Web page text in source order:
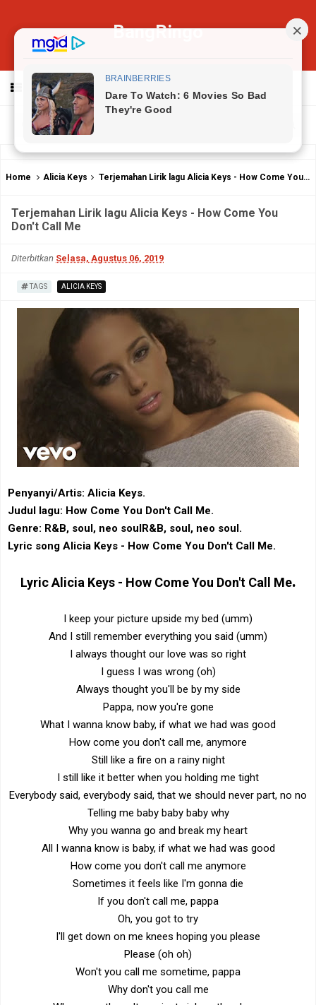
BangRingo
MENU
Home Alicia Keys Terjemahan Lirik lagu Alicia Keys - How Come You Don't Call Me
Terjemahan Lirik lagu Alicia Keys - How Come You
Don't Call Me
Diterbitkan Selasa, Agustus 06, 2019
TAGS ALICIA KEYS
Penyanyi/Artis: Alicia Keys.
Judul lagu: How Come You Don't Call Me.
Genre: ‎R&B‎, soul, neo soul‎R&B‎, soul, neo soul.
Lyric song Alicia Keys - How Come You Don't Call Me.
Lyric Alicia Keys - How Come You Don't Call Me.
I keep your picture upside my bed (umm)
And I still remember everything you said (umm)
I always thought our love was so right
I guess I was wrong (oh)
Always thought you'll be by my side
Pappa, now you're gone
What I wanna know baby, if what we had was good
How come you don't call me, anymore
Still like a fire on a rainy night
I still like it better when you holding me tight
Everybody said, everybody said, that we should never part, no no
Telling me baby baby baby why
Why you wanna go and break my heart
All I wanna know is baby, if what we had was good
How come you don't call me anymore
Sometimes it feels like I'm gonna die
If you don't call me, pappa
Oh, you got to try
I'll get down on me knees hoping you please
Please (oh oh)
Won't you call me sometime, pappa
Why don't you call me